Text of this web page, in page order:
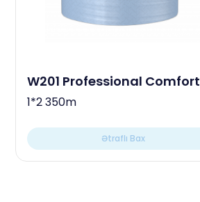
W201 Professional Comfort
1*2 350m
Ətraflı Bax